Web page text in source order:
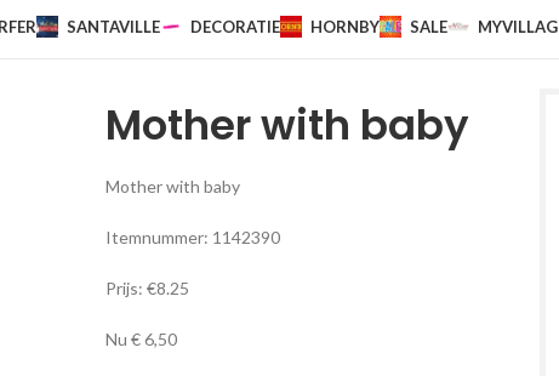
SANTAVILLE DECORATIE HORNBY SALE
Mother with baby
Mother with baby
Itemnummer: 1142390
Prijs: €8.25
Nu € 6,50